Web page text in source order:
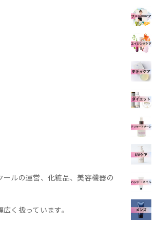
ルの運営、化粧品、美容機器の
く扱っています。